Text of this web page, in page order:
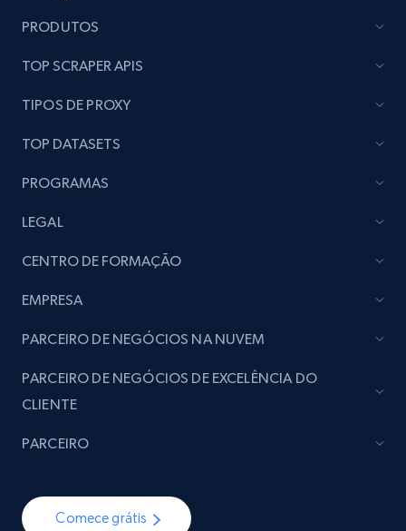
PRODUTOS
TOP SCRAPER APIS
TIPOS DE PROXY
TOP DATASETS
PROGRAMAS
LEGAL
CENTRO DE FORMAÇÃO
EMPRESA
Comece grátis
PARCEIRO DE NEGÓCIOS NA NUVEM
PARCEIRO DE NEGÓCIOS DE EXCELÊNCIA DO
CLIENTE
PARCEIRO